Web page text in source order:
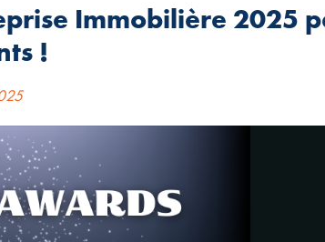
Immobilière 2025
!